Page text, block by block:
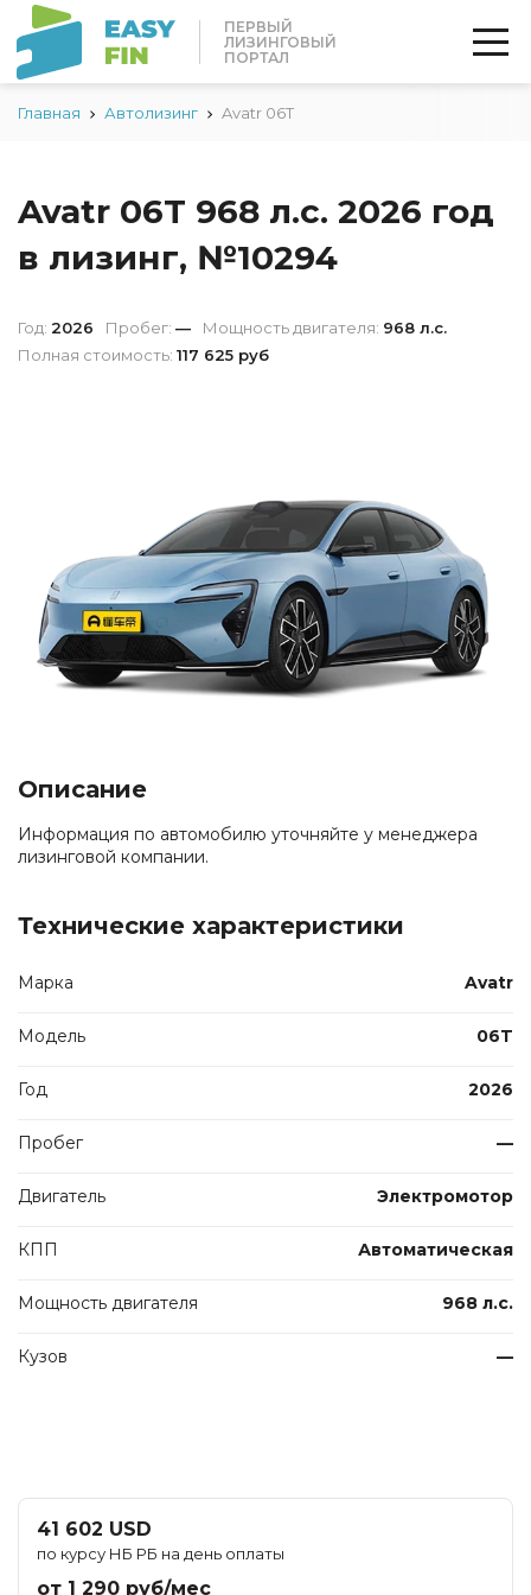
ПЕРВЫЙ
ЛИЗИНГОВЫЙ
ПОРТАЛ
Главная Автолизинг Avatr 06T
Avatr 06T 968 л.с. 2026 год
в лизинг, №10294
Год: 2026 Пробег: — Мощность двигателя: 968 л.с.
Полная стоимость: 117 625 руб
Описание
Информация по автомобилю уточняйте у менеджера
лизинговой компании.
Технические характеристики
Марка Avatr
Модель 06T
Год 2026
Пробег —
Двигатель Электромотор
КПП Автоматическая
Мощность двигателя 968 л.с.
Кузов —
41 602 USD
по курсу НБ РБ на день оплаты
от 1 290 руб/мес